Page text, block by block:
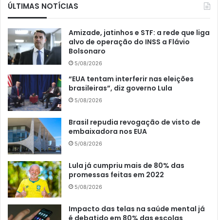
ÚLTIMAS NOTÍCIAS
Amizade, jatinhos e STF: a rede que liga
alvo de operação do INSS a Flávio
Bolsonaro
5/08/2026
“EUA tentam interferir nas eleições
brasileiras”, diz governo Lula
5/08/2026
Brasil repudia revogação de visto de
embaixadora nos EUA
5/08/2026
Lula já cumpriu mais de 80% das
promessas feitas em 2022
5/08/2026
Impacto das telas na saúde mental já
é debatido em 80% das escolas